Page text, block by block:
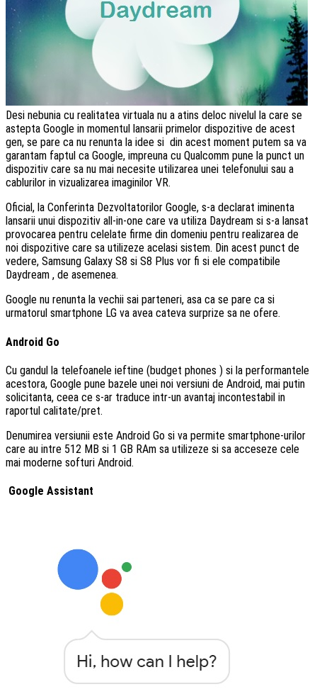
Desi nebunia cu realitatea virtuala nu a atins deloc nivelul la care se
astepta Google in momentul lansarii primelor dispozitive de acest
gen, se pare ca nu renunta la idee si din acest moment putem sa va
garantam faptul ca Google, impreuna cu Qualcomm pune la punct un
dispozitiv care sa nu mai necesite utilizarea unei telefonului sau a
cablurilor in vizualizarea imaginilor VR.
Oficial, la Conferinta Dezvoltatorilor Google, s-a declarat iminenta
lansarii unui dispozitiv all-in-one care va utiliza Daydream si s-a lansat
provocarea pentru celelate firme din domeniu pentru realizarea de
noi dispozitive care sa utilizeze acelasi sistem. Din acest punct de
vedere, Samsung Galaxy S8 si S8 Plus vor fi si ele compatibile
Daydream , de asemenea.
Google nu renunta la vechii sai parteneri, asa ca se pare ca si
urmatorul smartphone LG va avea cateva surprize sa ne ofere.
Android Go
Cu gandul la telefoanele ieftine (budget phones ) si la performantele
acestora, Google pune bazele unei noi versiuni de Android, mai putin
solicitanta, ceea ce s-ar traduce intr-un avantaj incontestabil in
raportul calitate/pret.
Denumirea versiunii este Android Go si va permite smartphone-urilor
care au intre 512 MB si 1 GB RAm sa utilizeze si sa acceseze cele
mai moderne softuri Android.
Google Assistant